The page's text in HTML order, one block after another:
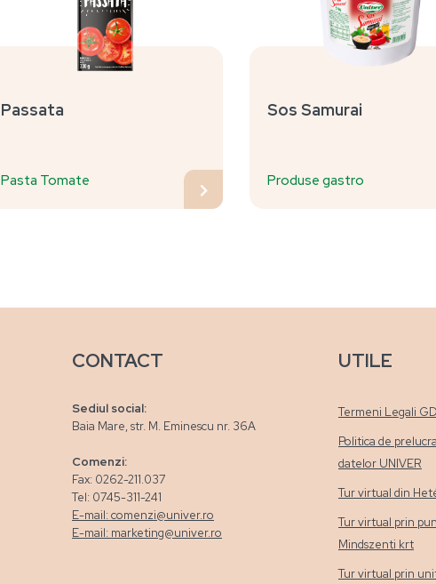
Passata
Pasta Tomate
Sos Samurai
Produse gastro
CONTACT
Sediul social:
Baia Mare, str. M. Eminescu nr. 36A
Comenzi:
Fax: 0262-211.037
Tel: 0745-311-241
E-mail: comenzi@univer.ro
E-mail: marketing@univer.ro
UTILE
Termeni Legali
Politica de
datelor UNIVER
Tur virtual din
Tur virtual prin
Mindszenti krt
Tur virtual prin